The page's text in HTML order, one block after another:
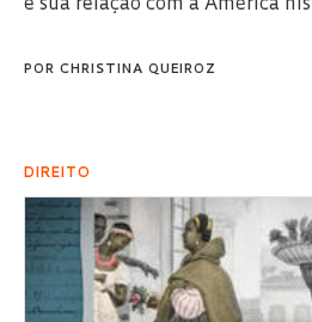
e sua relação com a América
POR CHRISTINA QUEIROZ
DIREITO